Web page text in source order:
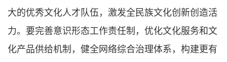
大的优秀文化人才队伍，激发全民族文化创新创造活
力。要完善意识形态工作责任制，优化文化服务和文
化产品供给机制，健全网络综合治理体系，构建更有